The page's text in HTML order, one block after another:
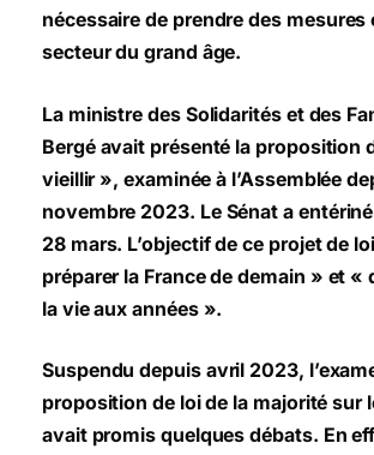
nécessaire de prendre des mesures
secteur du grand âge.
La ministre des Solidarités et des
Bergé avait présenté la proposition
vieillir », examinée à l’Assemblée
novembre 2023. Le Sénat a
28 mars. L’objectif de ce projet de
préparer la France de demain » et «
la vie aux années ».
Suspendu depuis avril 2023,
proposition de loi de la majorité sur
avait promis quelques débats. En